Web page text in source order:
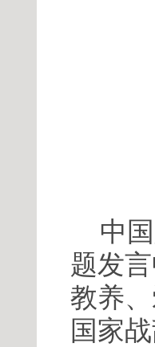
中
题发
教养
国家